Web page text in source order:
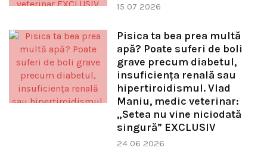
15 07 2026
Pisica ta bea prea multă
apă? Poate suferi de boli
grave precum diabetul,
insuficiența renală sau
hipertiroidismul. Vlad
Maniu, medic veterinar:
„Setea nu vine niciodată
singură” EXCLUSIV
24 06 2026